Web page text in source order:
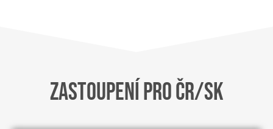
ZASTOUPENÍ PRO ČR/SK